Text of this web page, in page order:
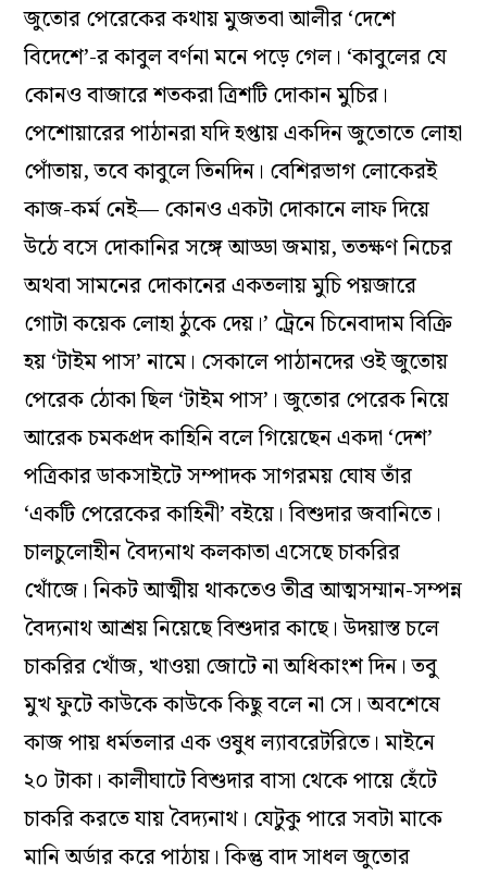
জুতোর পেরেকের কথায় মুজতবা আলীর ‘দেশে
বিদেশে’-র কাবুল বর্ণনা মনে পড়ে গেল। ‘কাবুলের যে
কোনও বাজারে শতকরা ত্রিশটি দোকান মুচির।
পেশোয়ারের পাঠানরা যদি হপ্তায় একদিন জুতোতে লোহা
পোঁতায়, তবে কাবুলে তিনদিন। বেশিরভাগ লোকেরই
কাজ-কর্ম নেই— কোনও একটা দোকানে লাফ দিয়ে
উঠে বসে দোকানির সঙ্গে আড্ডা জমায়, ততক্ষণ নিচের
অথবা সামনের দোকানের একতলায় মুচি পয়জারে
গোটা কয়েক লোহা ঠুকে দেয়।’ ট্রেনে চিনেবাদাম বিক্রি
হয় ‘টাইম পাস’ নামে। সেকালে পাঠানদের ওই জুতোয়
পেরেক ঠোকা ছিল ‘টাইম পাস’। জুতোর পেরেক নিয়ে
আরেক চমকপ্রদ কাহিনি বলে গিয়েছেন একদা ‘দেশ’
পত্রিকার ডাকসাইটে সম্পাদক সাগরময় ঘোষ তাঁর
‘একটি পেরেকের কাহিনী’ বইয়ে। বিশুদার জবানিতে।
চালচুলোহীন বৈদ্যনাথ কলকাতা এসেছে চাকরির
খোঁজে। নিকট আত্মীয় থাকতেও তীব্র আত্মসম্মান-সম্পন্ন
বৈদ্যনাথ আশ্রয় নিয়েছে বিশুদার কাছে। উদয়াস্ত চলে
চাকরির খোঁজ, খাওয়া জোটে না অধিকাংশ দিন। তবু
মুখ ফুটে কাউকে কাউকে কিছু বলে না সে। অবশেষে
কাজ পায় ধর্মতলার এক ওষুধ ল্যাবরেটরিতে। মাইনে
২০ টাকা। কালীঘাটে বিশুদার বাসা থেকে পায়ে হেঁটে
চাকরি করতে যায় বৈদ্যনাথ। যেটুকু পারে সবটা মাকে
মানি অর্ডার করে পাঠায়। কিন্তু বাদ সাধল জুতোর